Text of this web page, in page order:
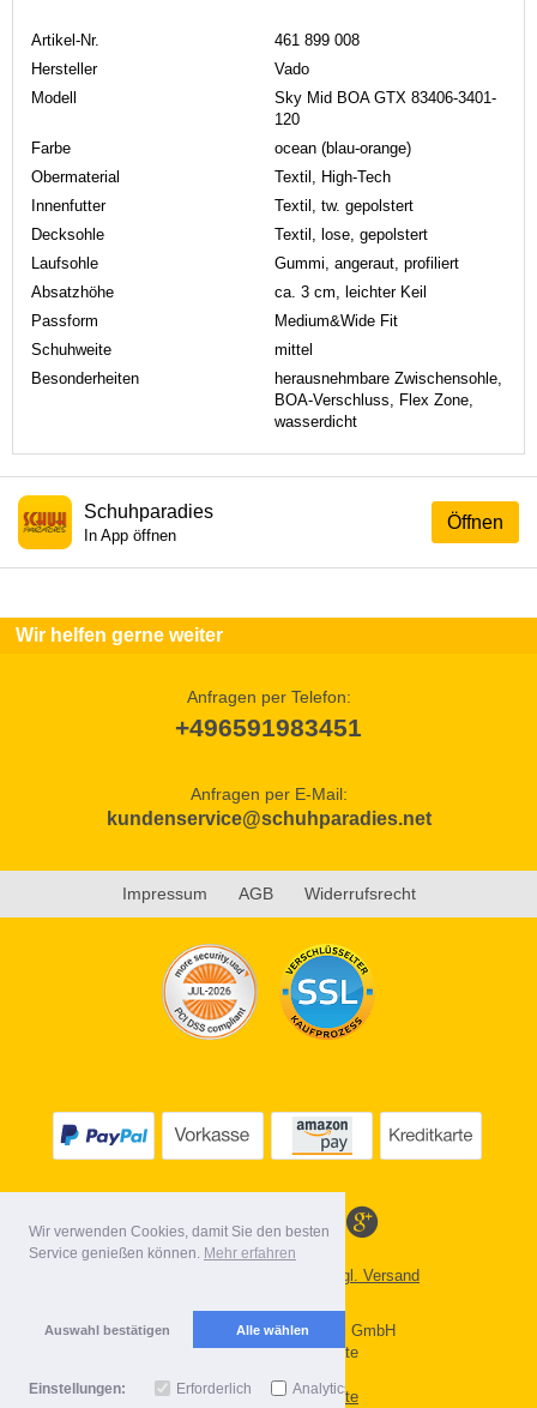
Wir verwenden Cookies, damit Sie den besten
Service genießen können. Mehr erfahren
Auswahl bestätigen Alle wählen
Einstellungen: Erforderlich Analytics
Artikel-Nr.
461 899 008
Hersteller
Vado
Modell
Sky Mid BOA GTX 83406-3401-
120
Farbe
ocean (blau-orange)
Obermaterial
Textil, High-Tech
Innenfutter
Textil, tw. gepolstert
Decksohle
Textil, lose, gepolstert
Laufsohle
Gummi, angeraut, profiliert
Absatzhöhe
ca. 3 cm, leichter Keil
Passform
Medium&Wide Fit
Schuhweite
mittel
Besonderheiten
herausnehmbare Zwischensohle,
BOA-Verschluss, Flex Zone,
wasserdicht
Öffnen
Schuhparadies
In App öffnen
Wir helfen gerne weiter
Anfragen per Telefon:
+496591983451
Anfragen per E-Mail:
kundenservice@schuhparadies.net
Impressum AGB Widerrufsrecht
Alle Preise inkl. MwSt. evtl. zzgl. Versand
Copyright 2026 by Gebr. Röhl GmbH
Mobile Shop by Shopgate
Zur klassischen Webseite